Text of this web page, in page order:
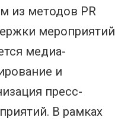
из методов PR
мероприятий
медиа-
и
пресс-
В рамках